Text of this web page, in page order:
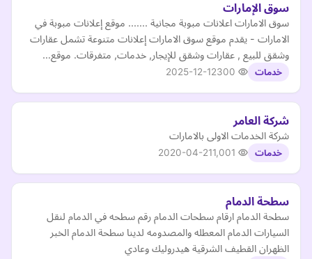
سوق الإمارات
سوق الامارات اعلانات مبوبة مجانية ....... موقع إعلانات مبوبة في
الامارات - يقدم موقع سوق الامارات إعلانات متنوعة تشمل عقارات
وشقق للبيع , عقارات وشقق للإيجار, خدمات, متفرقات. موقع…
خدمات 2025-12-12
شركة العامر
شركة الخدمات الاولى بالامارات
خدمات 2020-04-21
سطحة الدمام
سطحة الدمام ارقام سطحات الدمام رقم سطحه في الدمام لنقل
السيارات الدمام المعطله والمصدومه لدينا سطحة الدمام الخبر
الظهران القطيف الشرقية هيدروليك وعادي